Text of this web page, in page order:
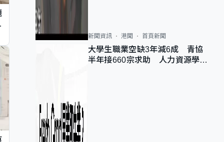
新聞資訊 港聞 首頁新聞
大學生職業空缺3年減6成 青協
半年接660宗求助 人力資源學